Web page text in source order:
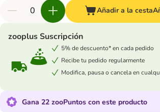
Añadir a la cesta
zooplus Suscripción
5% de descuento* en cada pedido
Recibe tu pedido regularmente
Modifica, pausa o cancela en
Gana 22 zooPuntos con este producto